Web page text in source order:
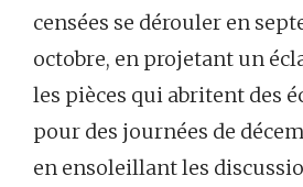
censées se dérouler en
octobre, en projetant un
les pièces qui abritent des
pour des journées de
en ensoleillant les